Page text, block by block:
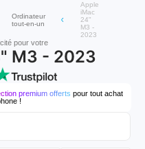
Ordinateur
tout-en-un
Apple
iMac
24"
M3 -
2023
pour votre
M3 - 2023
premium offerts pour tout achat
!